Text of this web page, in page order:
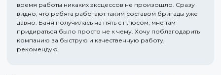
время работы никаких эксцессов не произошло. Сразу
видно, что ребята работают таким составом бригады уже
давно. Баня получилась на пять с плюсом, мне там
придираться было просто не к чему. Хочу поблагодарить
компанию за быструю и качественную работу,
рекомендую.